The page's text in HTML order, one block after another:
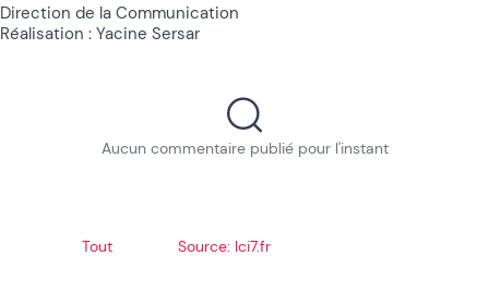
Direction de la Communication
Réalisation : Yacine Sersar
Aucun commentaire publié pour l'instant
Tout Source: Ici7.fr